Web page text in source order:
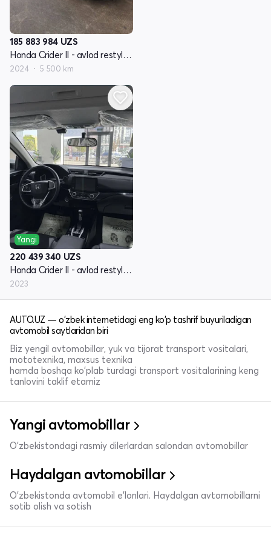
185 883 984 UZS
Honda Crider II - avlod restyling
2024 5 500 km
Yangi
220 439 340 UZS
Honda Crider II - avlod restyling
2023
AUTO.UZ — o'zbek internetidagi eng ko'p tashrif buyuriladigan
avtomobil saytlaridan biri
Biz yengil avtomobillar, yuk va tijorat transport vositalari,
mototexnika, maxsus texnika
hamda boshqa ko'plab turdagi transport vositalarining keng
tanlovini taklif etamiz
Yangi avtomobillar
O'zbekistondagi rasmiy dilerlardan salondan avtomobillar
Haydalgan avtomobillar
O'zbekistonda avtomobil e’lonlari. Haydalgan avtomobillarni
sotib olish va sotish